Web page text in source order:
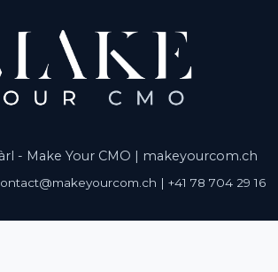
- Make Your CMO | makeyourcom.ch
| +41 78 704 29 16